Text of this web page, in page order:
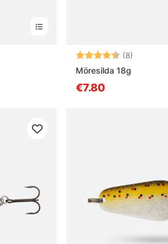
Arvio: (8)
Möresilda 18g
€7.80